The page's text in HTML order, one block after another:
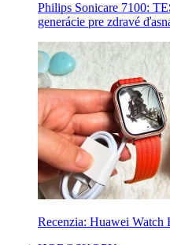
Philips Sonicare 7100:
generácie pre zdravé
Recenzia: Huawei